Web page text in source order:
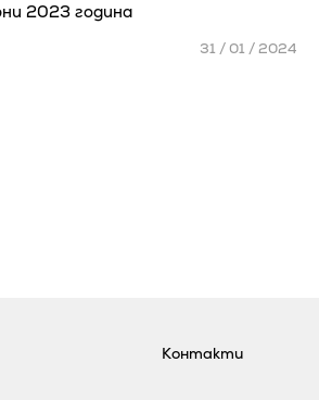
2023 година
31 / 01 / 2024
Контакти